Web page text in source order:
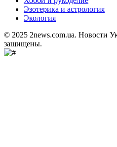
Эзотерика и астрология
Экология
© 2025 2news.com.ua. Новости
защищены.